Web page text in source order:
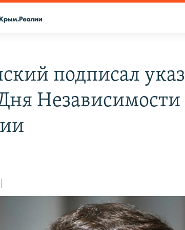
подписал указ
Независимости